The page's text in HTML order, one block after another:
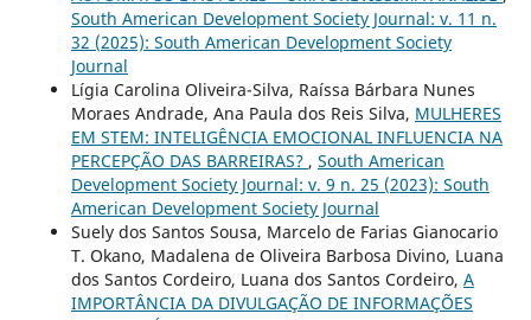
South American Development Society Journal: v. 11 n.
32 (2025): South American Development Society
Journal
Lígia Carolina Oliveira-Silva, Raíssa Bárbara Nunes
Moraes Andrade, Ana Paula dos Reis Silva, MULHERES
EM STEM: INTELIGÊNCIA EMOCIONAL INFLUENCIA NA
PERCEPÇÃO DAS BARREIRAS? , South American
Development Society Journal: v. 9 n. 25 (2023): South
American Development Society Journal
Suely dos Santos Sousa, Marcelo de Farias Gianocario
T. Okano, Madalena de Oliveira Barbosa Divino, Luana
dos Santos Cordeiro, Luana dos Santos Cordeiro, A
IMPORTÂNCIA DA DIVULGAÇÃO DE INFORMAÇÕES